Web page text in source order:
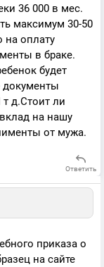
36 000 в мес.
максимум 30-50
на оплату
в браке.
будет
документы
д.Стоит ли
на нашу
от мужа.
Ответить
приказа о
на сайте